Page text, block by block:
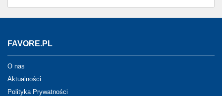
FAVORE.PL
O nas
Aktualności
Polityka Prywatności